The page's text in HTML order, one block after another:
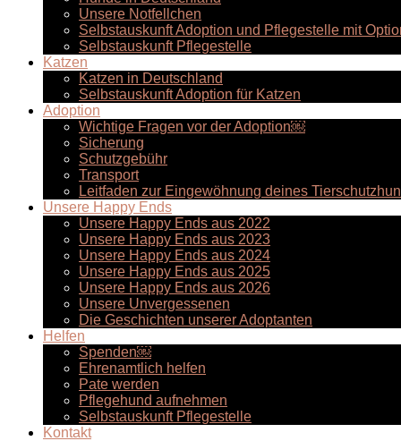
Unsere Notfellchen
Selbstauskunft Adoption und Pflegestelle mit
Selbstauskunft Pflegestelle
Katzen
Katzen in Deutschland
Selbstauskunft Adoption für Katzen
Adoption
Wichtige Fragen vor der Adoption￼
Sicherung
Schutzgebühr
Transport
Leitfaden zur Eingewöhnung deines
Unsere Happy Ends
Unsere Happy Ends aus 2022
Unsere Happy Ends aus 2023
Unsere Happy Ends aus 2024
Unsere Happy Ends aus 2025
Unsere Happy Ends aus 2026
Unsere Unvergessenen
Die Geschichten unserer Adoptanten
Helfen
Spenden￼
Ehrenamtlich helfen
Pate werden
Pflegehund aufnehmen
Selbstauskunft Pflegestelle
Kontakt